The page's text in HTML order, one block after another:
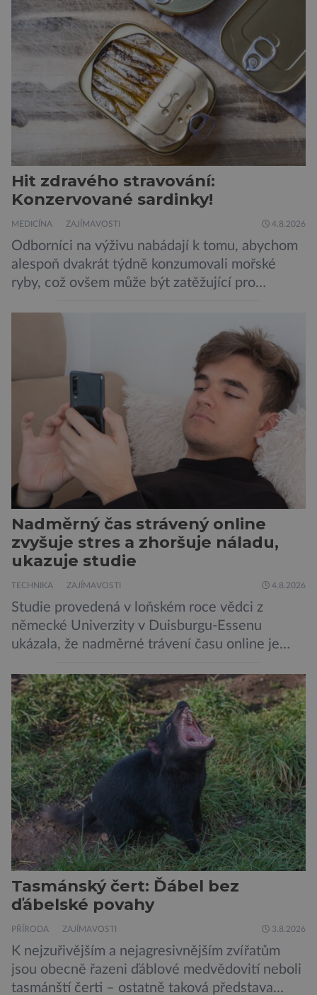
Donald Kendall, generální ředitel společnosti
PepsiCo, který se v květnu roku 1989 stává
admirálem flotily, jež čítá sedmnáct […]
Hit zdravého stravování:
Konzervované sardinky!
MEDICÍNA ZAJÍMAVOSTI 4.8.2026
Odborníci na výživu nabádají k tomu, abychom
alespoň dvakrát týdně konzumovali mořské
ryby, což ovšem může být zatěžující pro
doporučení se nyní staly konzervované
sardinky, které si může dovolit opravdu každý
„Místo toho, aby poskytovaly izolované
mononutrienty, jsou rybí konzervy kompletní
potravinou,“ říká nutriční specialista Colin
Robertson a zdůrazňuje […]
Nadměrný čas strávený online
zvyšuje stres a zhoršuje náladu,
ukazuje studie
TECHNIKA ZAJÍMAVOSTI 4.8.2026
Studie provedená v loňském roce vědci z
německé Univerzity v Duisburgu-Essenu
ukázala, že nadměrné trávení času online je
vede k zanedbávání dalších aktivit. Zúčastnilo
se jí 900 dospělých Němců, kteří uvedli, že se v
posledním roce alespoň jednou zapojili do hraní
her, sledování pornografie, sledování sociálních
sítí […]
Tasmánský čert: Ďábel bez
ďábelské povahy
PŘÍRODA ZAJÍMAVOSTI 3.8.2026
K nejzuřivějším a nejagresivnějším zvířatům
jsou obecně řazeni ďáblové medvědovití neboli
tasmánští čerti – ostatně taková představa